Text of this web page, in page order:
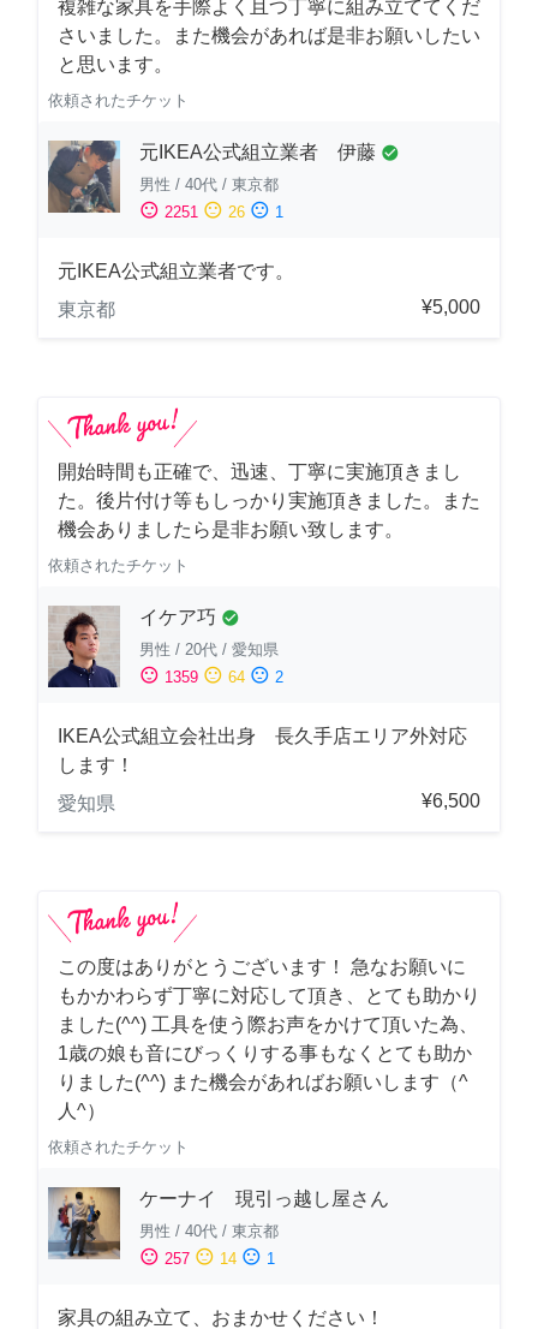
複雑な家具を手際よく且つ丁寧に組み立ててくだ
さいました。また機会があれば是非お願いしたい
と思います。
依頼されたチケット
元IKEA公式組立業者 伊藤 check_circle
男性 / 40代 / 東京都
sentiment_satisfied 2251 sentiment_neutral 26 sentiment_dissatisfied 1
元IKEA公式組立業者です。
東京都
¥5,000
開始時間も正確で、迅速、丁寧に実施頂きまし
た。後片付け等もしっかり実施頂きました。また
機会ありましたら是非お願い致します。
依頼されたチケット
イケア巧 check_circle
男性 / 20代 / 愛知県
sentiment_satisfied 1359 sentiment_neutral 64 sentiment_dissatisfied 2
IKEA公式組立会社出身 長久手店エリア外対応
します！
愛知県
¥6,500
この度はありがとうございます！ 急なお願いに
もかかわらず丁寧に対応して頂き、とても助かり
ました(^^) 工具を使う際お声をかけて頂いた為、
1歳の娘も音にびっくりする事もなくとても助か
りました(^^) また機会があればお願いします（^
人^）
依頼されたチケット
ケーナイ 現引っ越し屋さん
男性 / 40代 / 東京都
sentiment_satisfied 257 sentiment_neutral 14 sentiment_dissatisfied 1
家具の組み立て、おまかせください！